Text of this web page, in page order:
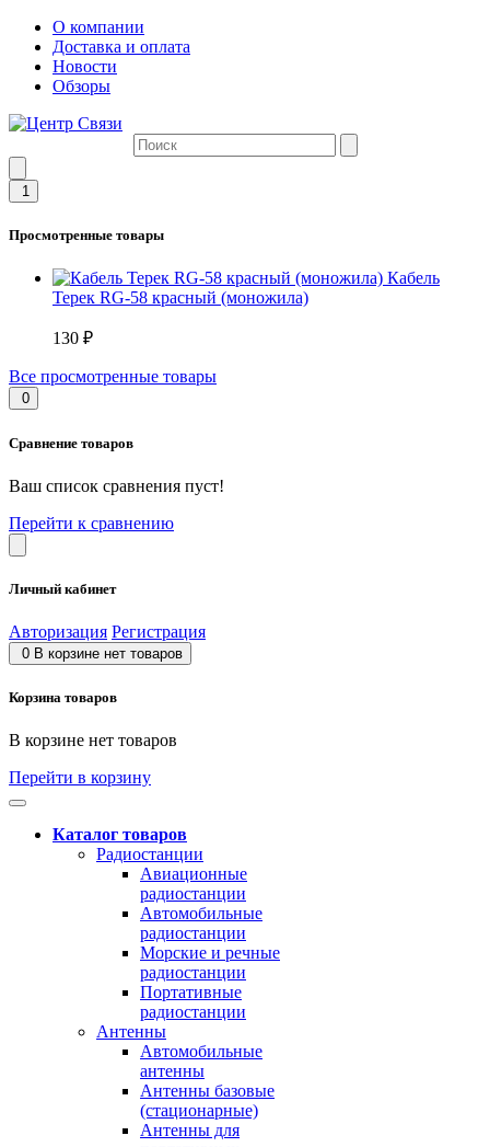
О компании
Доставка и оплата
Новости
Обзоры
1
Просмотренные товары
Кабель
Терек RG-58 красный (моножила)
130 ₽
Все просмотренные товары
0
Сравнение товаров
Ваш список сравнения пуст!
Перейти к сравнению
Личный кабинет
Авторизация Регистрация
0 В корзине нет товаров
Корзина товаров
В корзине нет товаров
Перейти в корзину
Каталог товаров
Радиостанции
Авиационные
радиостанции
Автомобильные
радиостанции
Морские и речные
радиостанции
Портативные
радиостанции
Антенны
Автомобильные
антенны
Антенны базовые
(стационарные)
Антенны для